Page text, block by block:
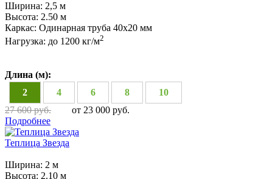
Ширина: 2,5 м
Высота: 2.50 м
Каркас: Одинарная труба 40х20 мм
Нагрузка: до 1200 кг/м2
Длина (м):
2
4 6 8
10
27 600 руб.
от 23 000 руб.
Подробнее
Теплица Звезда
Ширина: 2 м
Высота: 2.10 м